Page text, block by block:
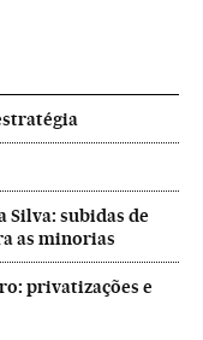
Silva: subidas de
as minorias
privatizações e